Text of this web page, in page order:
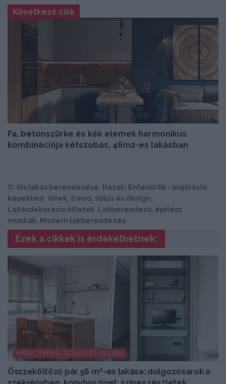
Következő cikk
Fa, betonszürke és kék elemek harmonikus
kombinációja kétszobás, 46m2-es lakásban
Itt: Kis lakás berendezése
Házak, Enteriőrök - inspiráció
képekben
Hírek, trend, stílus és design
Lakásdekoráció ötletek
Lakberendező, építész
munkák
Modern lakberendezés
Ezek a cikkek is érdekelhetnek:
HÍREK, TREND, STÍLUS ÉS DESIGN
Összeköltöző pár 56 m²-es lakása: dolgozósarok a